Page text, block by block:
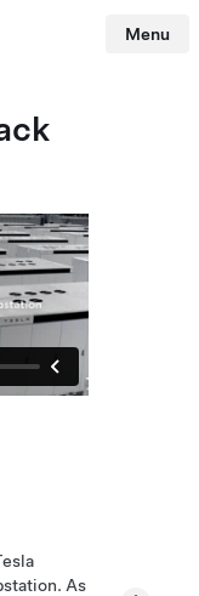
Menu
As